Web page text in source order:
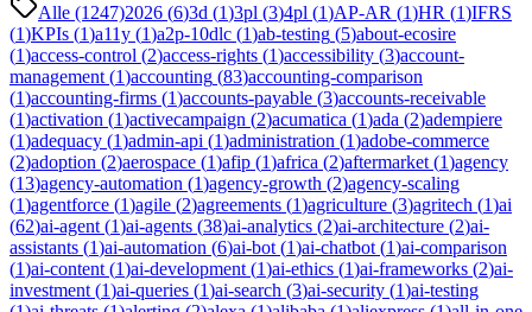
Alle (1247)2026 (6)3d (1)3pl (3)4pl (1)AP-AR (1)HR (1)IFRS
(1)KPIs (1)a11y (1)a2p-10dlc (1)ab-testing (5)about-ecosire
(1)access-control (2)access-rights (1)accessibility (3)account-
management (1)accounting (83)accounting-comparison
(1)accounting-firms (1)accounts-payable (3)accounts-receivable
(1)activation (1)activecampaign (2)acumatica (1)ada (2)adempiere
(1)adequacy (1)admin-api (1)administration (1)adobe-commerce
(2)adoption (2)aerospace (1)afip (1)africa (2)aftermarket (1)agency
(13)agency-automation (1)agency-growth (2)agency-scaling
(1)agentforce (1)agile (2)agreements (1)agriculture (3)agritech (1)ai
(62)ai-agent (1)ai-agents (38)ai-analytics (2)ai-architecture (2)ai-
assistants (1)ai-automation (6)ai-bot (1)ai-chatbot (1)ai-comparison
(1)ai-content (1)ai-development (1)ai-ethics (1)ai-frameworks (2)ai-
investment (1)ai-queries (1)ai-search (3)ai-security (1)ai-testing